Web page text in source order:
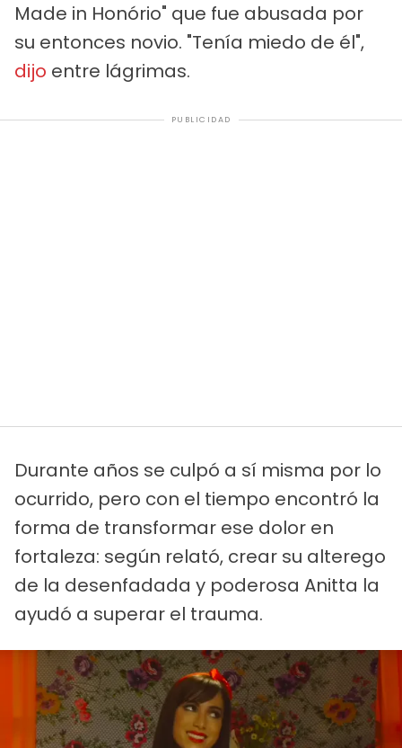
Made in Honório" que fue abusada por
su entonces novio. "Tenía miedo de él",
dijo entre lágrimas.
PUBLICIDAD
Durante años se culpó a sí misma por lo
ocurrido, pero con el tiempo encontró la
forma de transformar ese dolor en
fortaleza: según relató, crear su alterego
de la desenfadada y poderosa Anitta la
ayudó a superar el trauma.